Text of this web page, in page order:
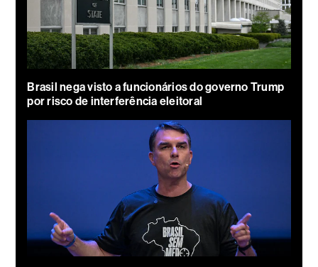
Brasil nega visto a funcionários do governo Trump
por risco de interferência eleitoral